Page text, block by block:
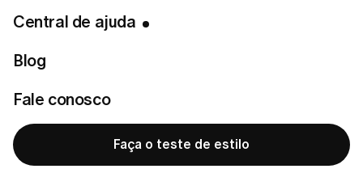
Central de ajuda
Blog
Fale conosco
Faça o teste de estilo
Vá em Gerenciamento de Conta
Se você comprou pela App Store (compra no
aplicativo):
No seu iPhone, acesseAjustes > [seu nome] >